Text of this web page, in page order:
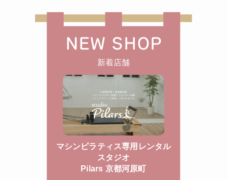
NEW SHOP
新着店舗
マシンピラティス専用レンタル
スタジオ
Pilars 京都河原町